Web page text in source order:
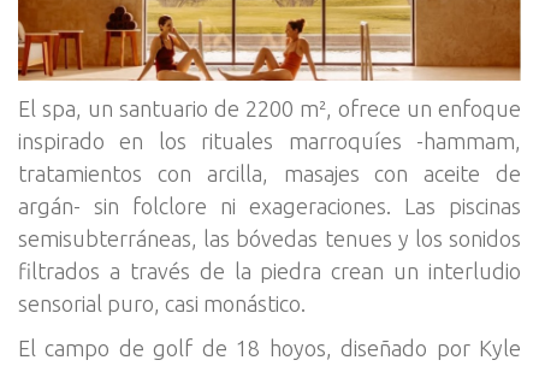
El spa, un santuario de 2200 m², ofrece un enfoque
inspirado en los rituales marroquíes -hammam,
tratamientos con arcilla, masajes con aceite de
argán- sin folclore ni exageraciones. Las piscinas
semisubterráneas, las bóvedas tenues y los sonidos
filtrados a través de la piedra crean un interludio
sensorial puro, casi monástico.
El campo de golf de 18 hoyos, diseñado por Kyle